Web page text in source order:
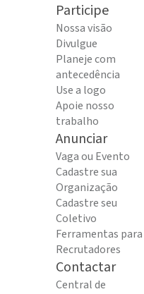
Participe
Nossa visão
Divulgue
Planeje com
antecedência
Use a logo
Apoie nosso
trabalho
Anunciar
Vaga ou Evento
Cadastre sua
Organização
Cadastre seu
Coletivo
Ferramentas para
Recrutadores
Contactar
Central de